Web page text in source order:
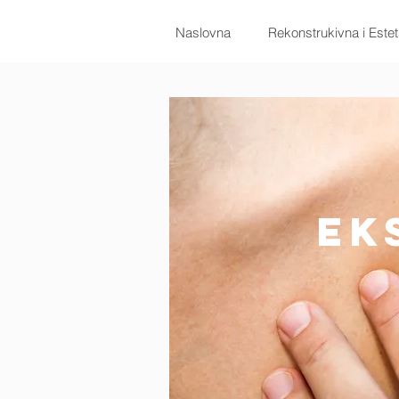
Naslovna Rekonstrukivna i